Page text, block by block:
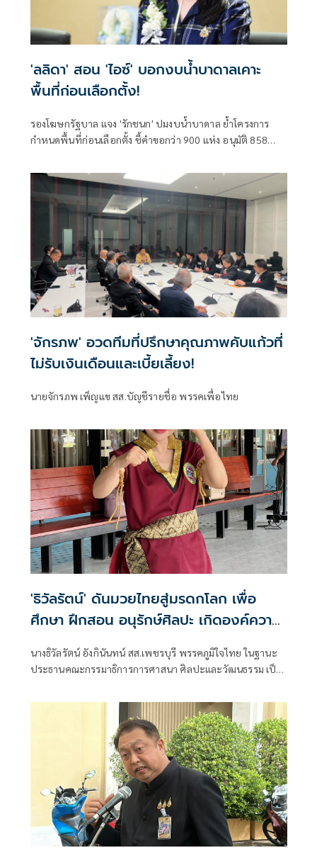
'ลลิดา' สอน 'ไอซ์' บอกงบน้ำบาดาลเคาะ
พื้นที่ก่อนเลือกตั้ง!
รองโฆษกรัฐบาล แจง 'รักชนก' ปมงบน้ำบาดาล ย้ำโครงการ
กำหนดพื้นที่ก่อนเลือกตั้ง ชี้คำขอกว่า 900 แห่ง อนุมัติ 858
'จักรภพ' อวดทีมที่ปรึกษาคุณภาพคับแก้วที่
ไม่รับเงินเดือนและเบี้ยเลี้ยง!
นายจักรภพ เพ็ญแข สส.บัญชีรายชื่อ พรรคเพื่อไทย
'ธิวัลรัตน์' ดันมวยไทยสู่มรดกโลก เพื่อ
ศึกษา ฝึกสอน อนุรักษ์ศิลปะ เกิดองค์ความ
นานาชาติ
นางธิวัลรัตน์ อังกินันทน์ สส.เพชรบุรี พรรคภูมิใจไทย ในฐานะ
ประธานคณะกรรมาธิการการศาสนา ศิลปะและวัฒนธรรม เป็น
ณ โรงเรียนราชประชานุเคราะห์ 47 จังหวัดเพชรบุรี ร่วมกับ
สมาคมสยามยุทธกีฬาพื้นเมืองไทย ตลอดจนทุกภาคส่วน ที่ร่วม
แรงร่วมใจจัดเวทีแห่งการเรียนรู้ เพื่อแลกเปลี่ยนองค์ความรู้และ
สร้างเครือข่ายมวยไทยในระดับนานาชาติ